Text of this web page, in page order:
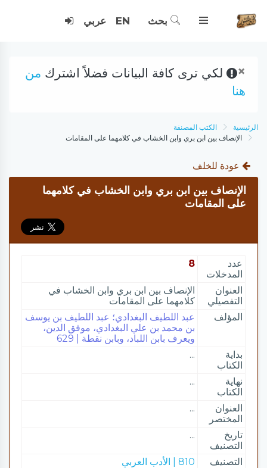
بحث EN عربي
× لكي ترى كافة البيانات فضلاً اشترك من
هنا
الرئيسية
الكتب المصنفة
الإنصاف بين ابن بري وابن الخشاب في كلامهما على المقامات
عودة للخلف
الإنصاف بين ابن بري وابن الخشاب في كلامهما
على المقامات
عدد
المدخلات
8
العنوان
التفصيلي
الإنصاف بين ابن بري وابن الخشاب في
كلامهما على المقامات
المؤلف
عبد اللطيف البغدادي؛ عبد اللطيف بن يوسف
بن محمد بن علي البغدادي، موفق الدين،
ويعرف بابن اللباد، وبابن نقطة | 629
بداية
الكتاب
...
نهاية
الكتاب
...
العنوان
المختصر
...
تاريخ
التصنيف
...
التصنيف
810 | الأدب العربي